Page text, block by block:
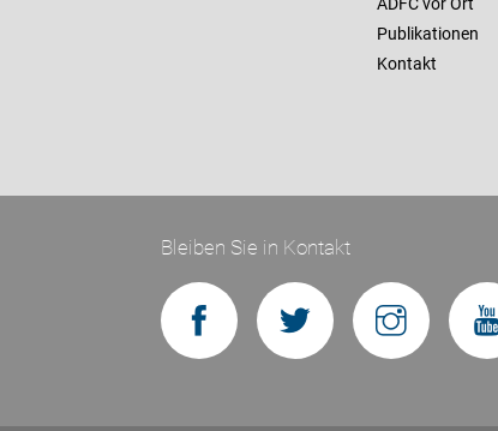
ADFC vor Ort
Publikationen
Kontakt
Bleiben Sie in Kontakt